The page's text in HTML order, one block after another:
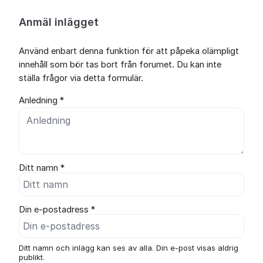
Anmäl inlägget
Använd enbart denna funktion för att påpeka olämpligt
innehåll som bör tas bort från forumet. Du kan inte
ställa frågor via detta formulär.
Anledning *
Ditt namn *
Din e-postadress *
Ditt namn och inlägg kan ses av alla. Din e-post visas aldrig
publikt.